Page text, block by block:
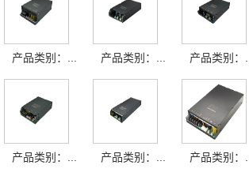
产品类别：... 产品类别：... 产品类别：...
产品类别：... 产品类别：... 产品类别：...